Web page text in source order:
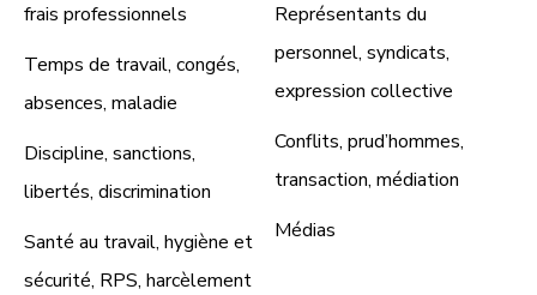
frais professionnels
Temps de travail, congés,
absences, maladie
Discipline, sanctions,
libertés, discrimination
Santé au travail, hygiène et
sécurité, RPS, harcèlement
Représentants du
personnel, syndicats,
expression collective
Conflits, prud’hommes,
transaction, médiation
Médias